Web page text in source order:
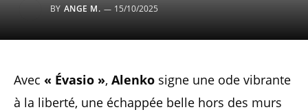
BY ANGE M. 15/10/2025
Avec « Évasio », Alenko signe une ode vibrante
à la liberté, une échappée belle hors des murs